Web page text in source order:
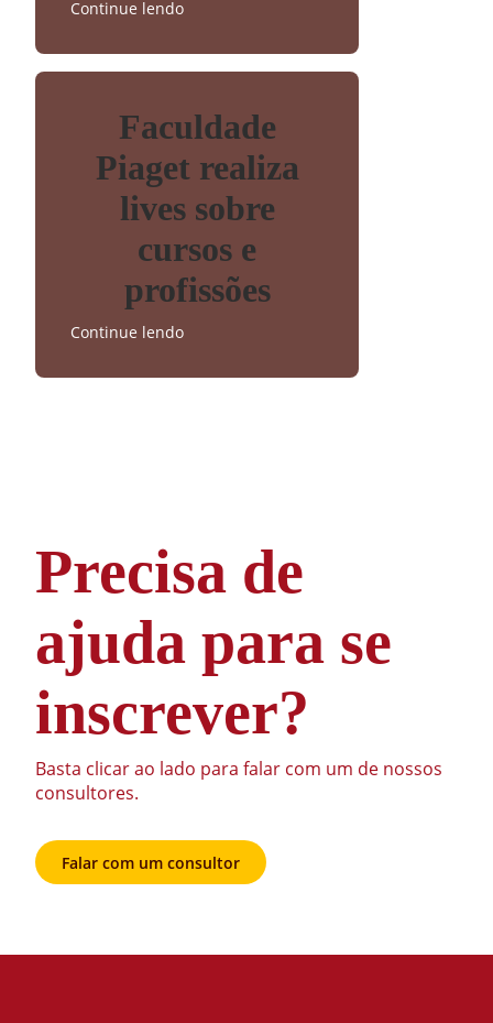
Continue lendo
Faculdade
Piaget realiza
lives sobre
cursos e
profissões
Continue lendo
Precisa de
ajuda para se
inscrever?
Basta clicar ao lado para falar com um de nossos
consultores.
Falar com um consultor